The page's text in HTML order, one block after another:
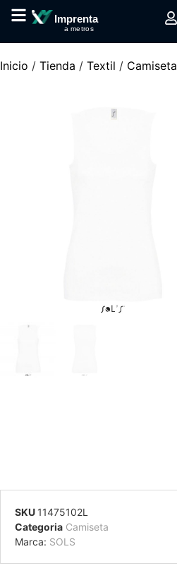
Imprenta
a metros
Inicio / Tienda / Textil / Camiseta
SKU 11475102L
Categoria Camiseta
Marca: SOLS